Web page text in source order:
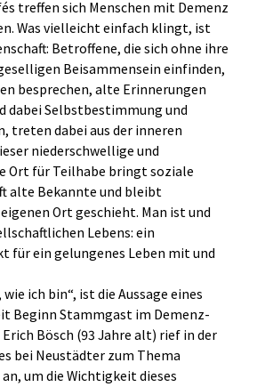
treffen sich Menschen mit Demenz
Was vielleicht einfach klingt, ist
Betroffene, die sich ohne ihre
Beisammensein einfinden,
besprechen, alte Erinnerungen
dabei Selbstbestimmung und
treten dabei aus der inneren
niederschwellige und
Ort für Teilhabe bringt soziale
alte Bekannte und bleibt
Ort geschieht. Man ist und
Lebens: ein
für ein gelungenes Leben mit und
ich bin“, ist die Aussage eines
Beginn Stammgast im Demenz-
Bösch (93 Jahre alt) rief in der
bei Neustädter zum Thema
um die Wichtigkeit dieses